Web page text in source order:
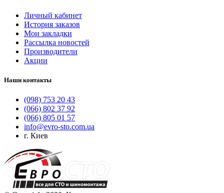
Личный кабинет
История заказов
Мои закладки
Рассылка новостей
Производители
Акции
Наши контакты
(098) 753 20 43
(066) 802 37 92
(066) 805 01 57
info@evro-sto.com.ua
г. Киев